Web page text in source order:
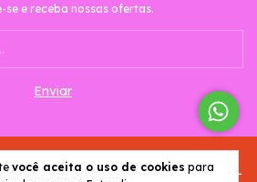
você aceita o uso de cookies para
se e receba nossas ofertas.